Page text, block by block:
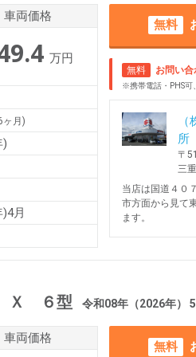
車両価格
万円
月)
)
月
無料
無料 お問い合
※携帯電話・PHS可
所
〒
三
当店は国道４０
市方面から見て
ます。
Ｘ ６型 令和08年（2026年） 5km 三
車両価格
無料